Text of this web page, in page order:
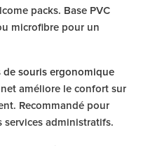
packs. Base PVC
microfibre pour un
de souris ergonomique
améliore le confort sur
Recommandé pour
services administratifs.